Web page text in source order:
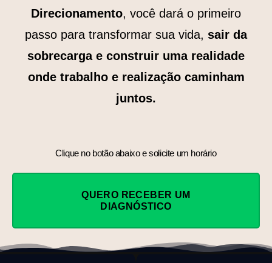
Direcionamento, você dará o primeiro
passo para transformar sua vida, sair da
sobrecarga e construir uma realidade
onde trabalho e realização caminham
juntos.
Clique no botão abaixo e solicite um horário
QUERO RECEBER UM
DIAGNÓSTICO